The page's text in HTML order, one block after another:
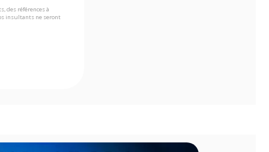
des références à
insultants ne seront